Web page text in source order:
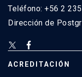
Teléfono: +56 2
Dirección de
ACREDITACIÓN